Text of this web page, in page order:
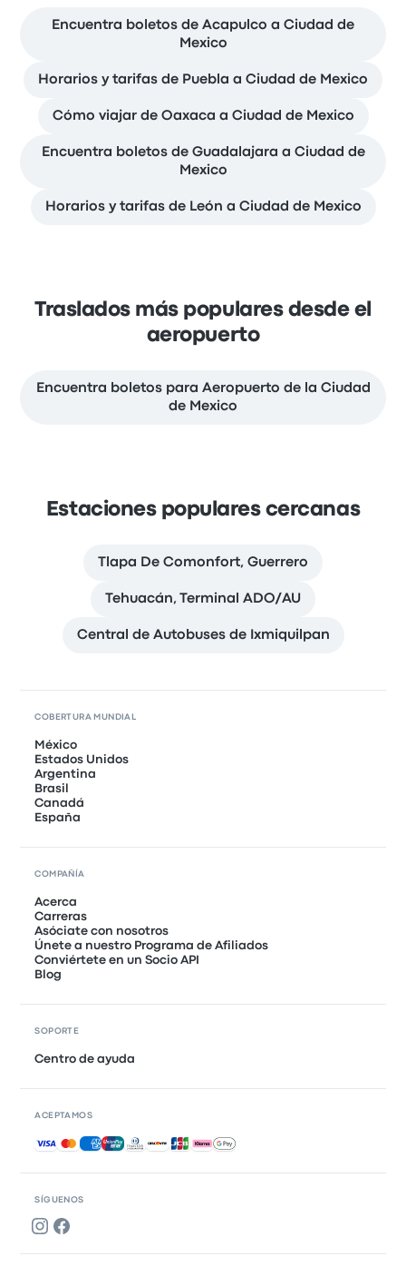
Encuentra boletos de Acapulco a Ciudad de
Mexico
Horarios y tarifas de Puebla a Ciudad de Mexico
Cómo viajar de Oaxaca a Ciudad de Mexico
Encuentra boletos de Guadalajara a Ciudad de
Mexico
Horarios y tarifas de León a Ciudad de Mexico
Traslados más populares desde el
aeropuerto
Encuentra boletos para Aeropuerto de la Ciudad
de Mexico
Estaciones populares cercanas
Tlapa De Comonfort, Guerrero
Tehuacán, Terminal ADO/AU
Central de Autobuses de Ixmiquilpan
SÍGUENOS
COBERTURA MUNDIAL
México
Estados Unidos
Argentina
Brasil
Canadá
España
COMPAÑÍA
Acerca
Carreras
Asóciate con nosotros
Únete a nuestro Programa de Afiliados
Conviértete en un Socio API
Blog
SOPORTE
Centro de ayuda
ACEPTAMOS
Pagos aceptados